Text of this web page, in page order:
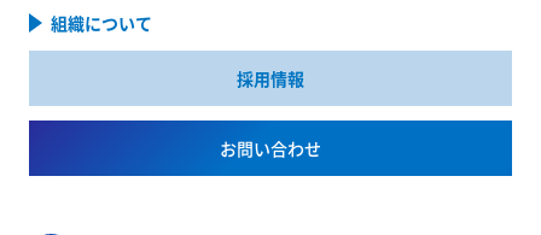
組織について
採用情報
お問い合わせ